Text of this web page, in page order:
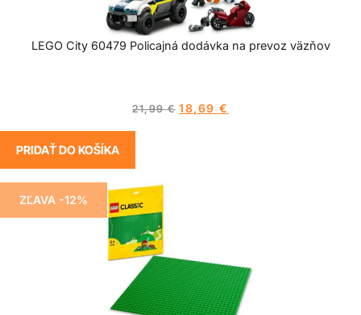
LEGO City 60479 Policajná dodávka na prevoz väzňov
21,99€ 18,69€
PRIDAŤ DO KOŠÍKA
ZĽAVA -12%